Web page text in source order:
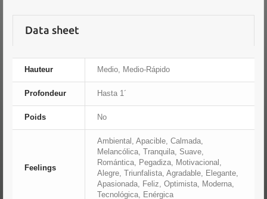
Data sheet
Hauteur Medio, Medio-Rápido
Profondeur Hasta 1´
Poids No
Feelings
Ambiental, Apacible, Calmada,
Melancólica, Tranquila, Suave,
Romántica, Pegadiza, Motivacional,
Alegre, Triunfalista, Agradable, Elegante,
Apasionada, Feliz, Optimista, Moderna,
Tecnológica, Enérgica